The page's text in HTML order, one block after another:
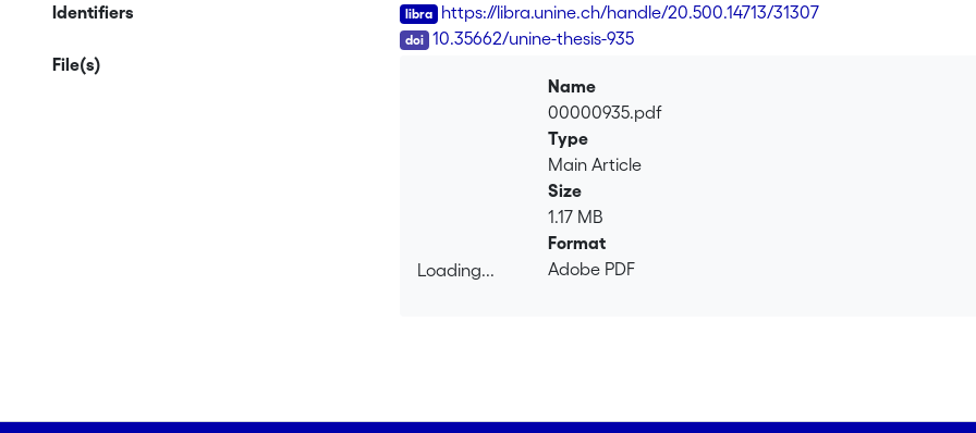
Identifiers
https://libra.unine.ch/handle/20.500.14713/31307
10.35662/unine-thesis-935
File(s)
Loading...
Name
00000935.pdf
Type
Main Article
Size
1.17 MB
Format
Adobe PDF